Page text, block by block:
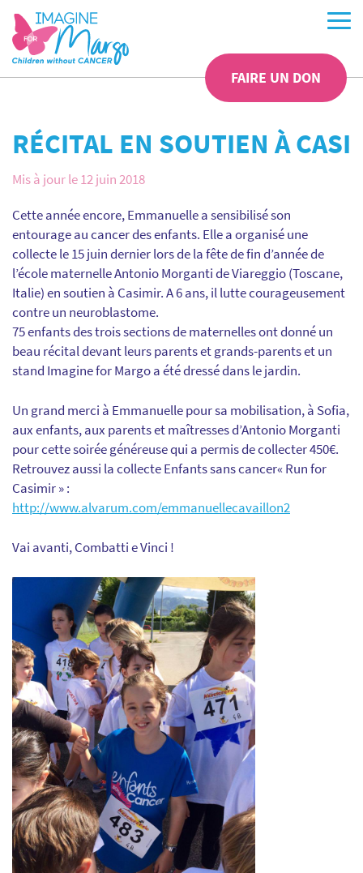
FAIRE UN DON
RÉCITAL EN SOUTIEN À CASI
Mis à jour le 12 juin 2018
Cette année encore, Emmanuelle a sensibilisé son
entourage au cancer des enfants. Elle a organisé une
collecte le 15 juin dernier lors de la fête de fin d’année de
l’école maternelle Antonio Morganti de Viareggio (Toscane,
Italie) en soutien à Casimir. A 6 ans, il lutte courageusement
contre un neuroblastome.
75 enfants des trois sections de maternelles ont donné un
beau récital devant leurs parents et grands-parents et un
stand Imagine for Margo a été dressé dans le jardin.
Un grand merci à Emmanuelle pour sa mobilisation, à Sofia,
aux enfants, aux parents et maîtresses d’Antonio Morganti
pour cette soirée généreuse qui a permis de collecter 450€.
Retrouvez aussi la collecte Enfants sans cancer« Run for
Casimir » :
http://www.alvarum.com/emmanuellecavaillon2
Vai avanti, Combatti e Vinci !